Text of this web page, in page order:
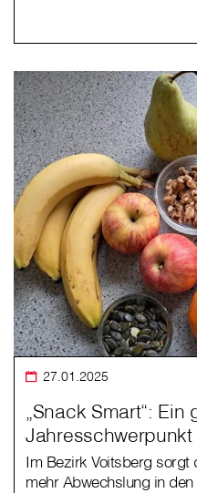
27.01.2025
„Snack Smart“:
Jahresschwerpunkt
Im Bezirk Voitsberg sorgt
mehr Abwechslung in den